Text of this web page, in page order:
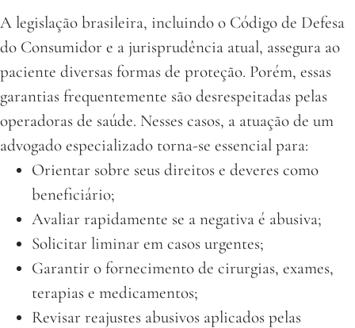
A legislação brasileira, incluindo o Código de Defesa
do Consumidor e a jurisprudência atual, assegura ao
paciente diversas formas de proteção. Porém, essas
garantias frequentemente são desrespeitadas pelas
operadoras de saúde. Nesses casos, a atuação de um
advogado especializado torna-se essencial para:
Orientar sobre seus direitos e deveres como
beneficiário;
Avaliar rapidamente se a negativa é abusiva;
Solicitar liminar em casos urgentes;
Garantir o fornecimento de cirurgias, exames,
terapias e medicamentos;
Revisar reajustes abusivos aplicados pelas